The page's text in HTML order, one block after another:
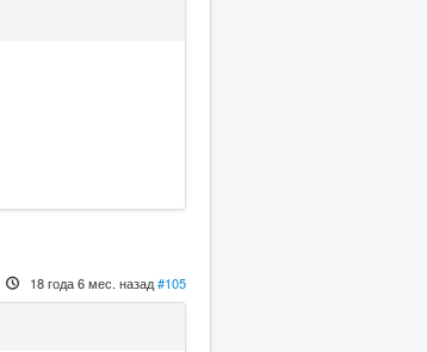
18 года 6 мес. назад#105